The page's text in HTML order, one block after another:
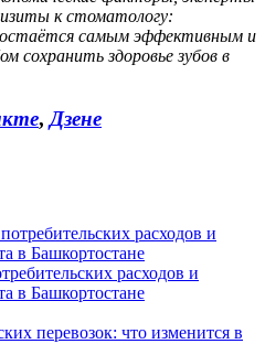
к стоматологу:
самым эффективным и
сохранить здоровье зубов в
, Дзене
расходов и
в Башкортостане